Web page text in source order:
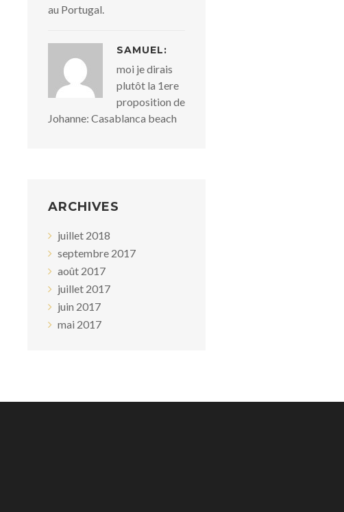
au Portugal.
SAMUEL:
moi je dirais
plutôt la 1ere
proposition de
Johanne: Casablanca beach
ARCHIVES
juillet 2018
septembre 2017
août 2017
juillet 2017
juin 2017
mai 2017